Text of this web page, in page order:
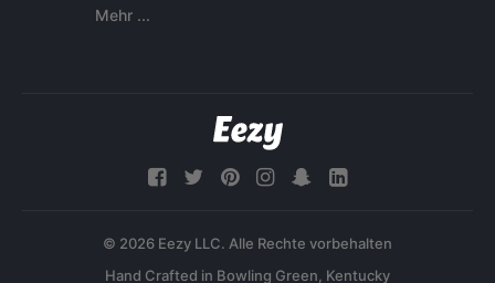
Mehr ...
© 2026 Eezy LLC. Alle Rechte vorbehalten